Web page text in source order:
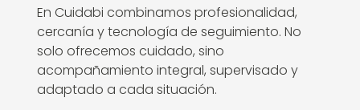
En Cuidabi combinamos profesionalidad,
cercanía y tecnología de seguimiento. No
solo ofrecemos cuidado, sino
acompañamiento integral, supervisado y
adaptado a cada situación.